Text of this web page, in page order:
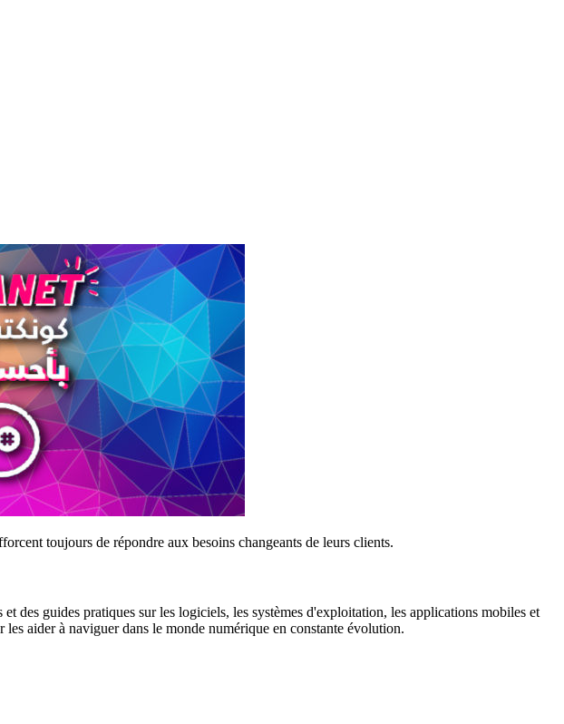
toujours de répondre aux besoins changeants de leurs clients.
des guides pratiques sur les logiciels, les systèmes d'exploitation, les applications mobiles et
aider à naviguer dans le monde numérique en constante évolution.